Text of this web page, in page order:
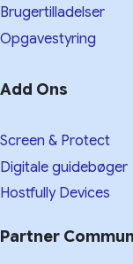
Brugertilladelser
Opgavestyring
Add Ons
Screen & Protect
Digitale guidebøger
Hostfully Devices
Partner